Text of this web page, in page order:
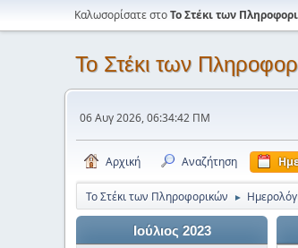
Καλωσορίσατε στοΤο Στέκι των
Το Στέκι των
06 Αυγ 2026, 06:34:42 ΠΜ
Αρχική Αναζήτηση
Το Στέκι των Πληροφορικών ►
Ιούλιος 2023